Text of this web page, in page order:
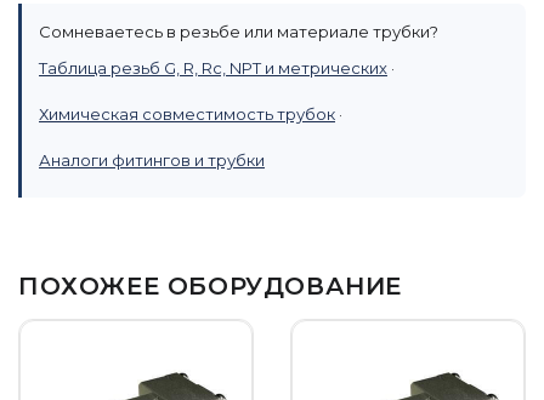
Сомневаетесь в резьбе или материале трубки?
Таблица резьб G, R, Rc, NPT и метрических ·
Химическая совместимость трубок ·
Аналоги фитингов и трубки
ПОХОЖЕЕ ОБОРУДОВАНИЕ